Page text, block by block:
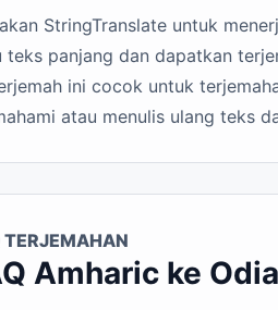
StringTranslate untuk
teks panjang dan dapatkan
ini cocok untuk
atau menulis ulang teks
TERJEMAHAN
Amharic ke